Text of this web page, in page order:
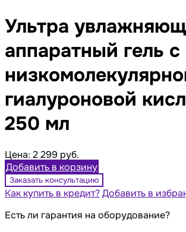
Ультра
аппаратный гель с
гиалуроновой
250 мл
Цена: 2 299 руб.
Добавить в корзину
Заказать консультацию
Как купить в кредит?Добавить в
Есть ли гарантия на оборудование?